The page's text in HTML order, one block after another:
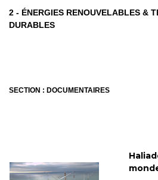
2 - ÉNERGIES RENOUVELABLES &
DURABLES
SECTION : DOCUMENTAIRES